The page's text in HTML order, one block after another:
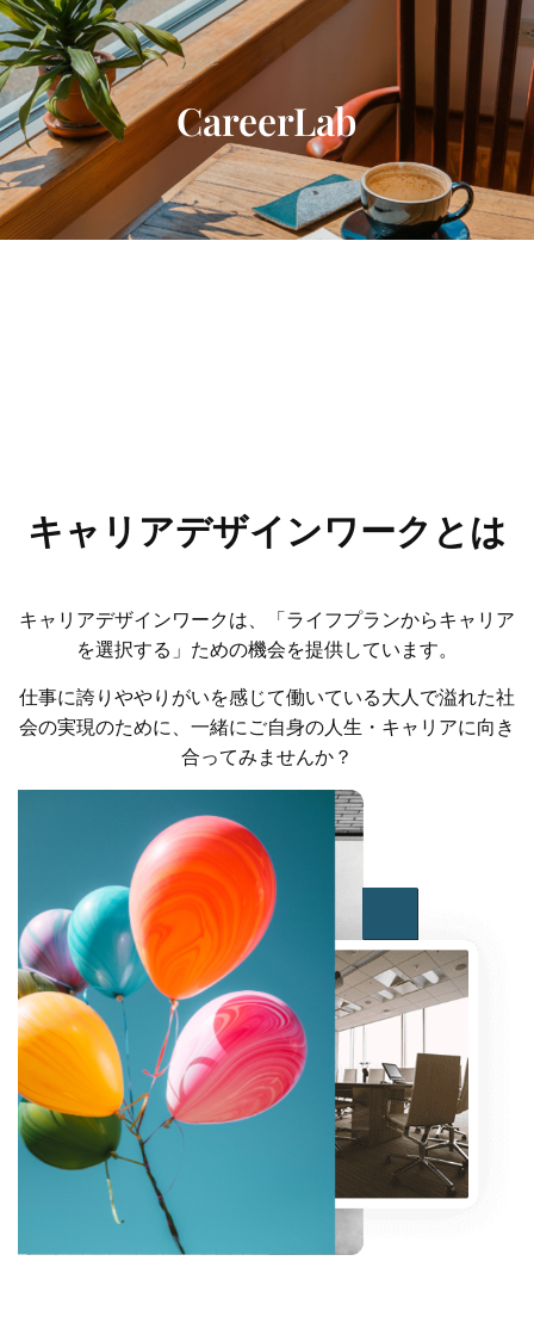
内
容
を
ス
キ
ッ
プ
CareerLab
キャリアデザインワークとは
キャリアデザインワークは、「ライフプランからキャリア
を選択する」ための機会を提供しています。
仕事に誇りややりがいを感じて働いている大人で溢れた社
会の実現のために、一緒にご自身の人生・キャリアに向き
合ってみませんか？